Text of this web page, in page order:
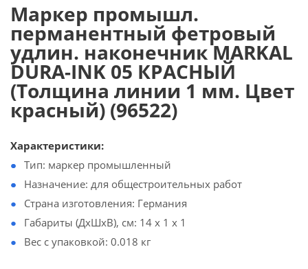
Маркер промышл.
перманентный фетровый
удлин. наконечник MARKAL
DURA-INK 05 КРАСНЫЙ
(Толщина линии 1 мм. Цвет
красный) (96522)
Характеристики:
Тип: маркер промышленный
Назначение: для общестроительных работ
Страна изготовления: Германия
Габариты (ДхШхВ), см: 14 x 1 x 1
Вес с упаковкой: 0.018 кг